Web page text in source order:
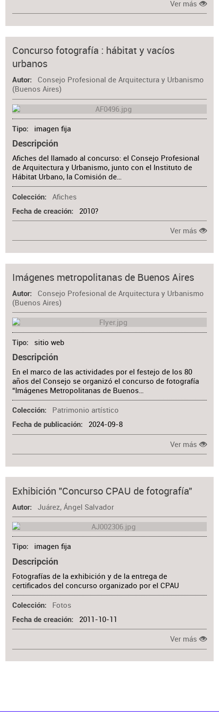
Ver más
Concurso fotografía : hábitat y vacíos
urbanos
Autor
Consejo Profesional de Arquitectura y Urbanismo
(Buenos Aires)
Tipo imagen fija
Descripción
Afiches del llamado al concurso: el Consejo Profesional
de Arquitectura y Urbanismo, junto con el Instituto de
Hábitat Urbano, la Comisión de…
Colección Afiches
Fecha de creación 2010?
Ver más
Imágenes metropolitanas de Buenos Aires
Autor
Consejo Profesional de Arquitectura y Urbanismo
(Buenos Aires)
Tipo sitio web
Descripción
En el marco de las actividades por el festejo de los 80
años del Consejo se organizó el concurso de fotografía
“Imágenes Metropolitanas de Buenos…
Colección Patrimonio artístico
Fecha de publicación 2024-09-8
Ver más
Exhibición "Concurso CPAU de fotografía"
Autor Juárez, Ángel Salvador
Tipo imagen fija
Descripción
Fotografías de la exhibición y de la entrega de
certificados del concurso organizado por el CPAU
Colección Fotos
Fecha de creación 2011-10-11
Ver más